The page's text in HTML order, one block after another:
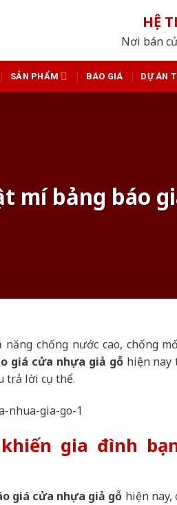
HỆ
Nơi bán
SẢN PHẨM BÁO GIÁ DỰ ÁN
mí bảng báo
năng chống nước cao, chống
giá cửa nhựa giả gỗ hiện nay
trả lời cụ thể.
gia đình
giá cửa nhựa giả gỗ hiện nay,